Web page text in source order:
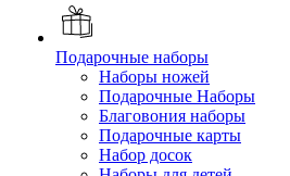
Подарочные наборы
Наборы ножей
Подарочные Наборы
Благовония наборы
Подарочные карты
Набор досок